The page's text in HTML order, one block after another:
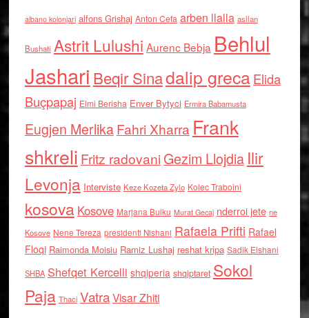
albano kolonjari alfons Grishaj Anton Cefa arben llalla asllan
Bushati Astrit Lulushi Aurenc Bebja Behlul
Jashari Beqir Sinadalip grecaElida
Buçpapaj Elmi Berisha Enver Bytyci Ermira Babamusta
Eugjen MerlikaFahri Xharra Frank
shkreli Fritz radovaniGezim Llojdia Ilir
Levonja Interviste Keze Kozeta Zylo Kolec Traboini
kosova Kosove Marjana Bulku Murat Gecaj nderroi jete ne
Kosove Nene Tereza presidenti Nishani Rafaela Prifti Rafael
Floqi Raimonda Moisiu Ramiz Lushaj reshat kripa Sadik Elshani
SHBA Shefqet Kercelli shqiperia shqiptaret Sokol
Paja Thaci VatraVisar Zhiti